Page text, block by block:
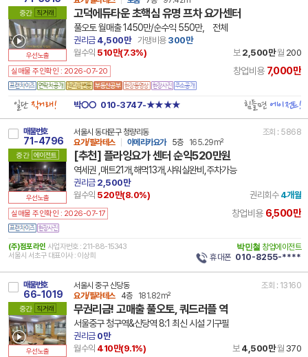
중간 직거래
우선노출
고덕에듀타운 초핵심 유명 프차 요가센터
풀오토 월매출 1450만/순수익 550만， 전체
권리금4,500만 가맹비용300만
월수익 510만(7.3%) 보2,500만 월 200
실매물 주인확인 : 2026-07-20 창업비용 7,000만
일단직거래! 박○○ 010-3747-★★★★ 힘들면에이전트!
매물번호
71-4796
중간 에이전트
우선노출
서울시 동대문구 청량리동
조회 : 5868
요가/필라테스
아메리카요가 5층 165.29m²
[추천] 플라잉요가 센터 순익520만원
역세권 ,매트21개,해먹13개,샤워실완비,주차가능
권리금2,500만
월수익 520만(8.0%) 권리회수 4개월
실매물 주인확인 : 2026-07-17 창업비용 6,500만
(주)점포라인 사업자번호 : 211-88-15343
서울시 서초구 대표이사 : 이상희
박민철 창업에이전트
휴대폰 010-8255-****
매물번호
66-1019
중간 직거래
우선노출
서울시 중구 신당동
조회 : 13160
요가/필라테스
4층 181.82m²
무권리금! 고매출 풀오토, 쿼드러플 역
서울중구 청구역&신당역 8:1 최신 시설 기구필
권리금0만
월수익 410만(9.1%) 보4,500만 월 370